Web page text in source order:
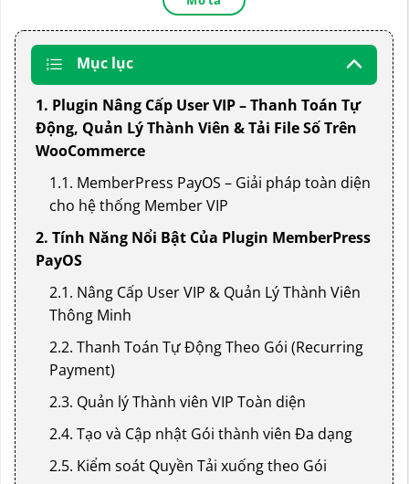
Mục lục
1. Plugin Nâng Cấp User VIP – Thanh Toán Tự
Động, Quản Lý Thành Viên & Tải File Số Trên
WooCommerce
1.1. MemberPress PayOS – Giải pháp toàn diện
cho hệ thống Member VIP
2. Tính Năng Nổi Bật Của Plugin MemberPress
PayOS
2.1. Nâng Cấp User VIP & Quản Lý Thành Viên
Thông Minh
2.2. Thanh Toán Tự Động Theo Gói (Recurring
Payment)
2.3. Quản lý Thành viên VIP Toàn diện
2.4. Tạo và Cập nhật Gói thành viên Đa dạng
2.5. Kiểm soát Quyền Tải xuống theo Gói